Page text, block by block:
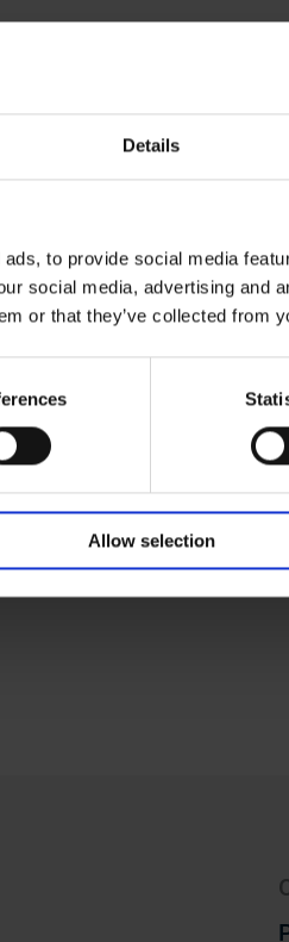
Details
to provide social media
social media, advertising and
or that they’ve collected from
Allow selection